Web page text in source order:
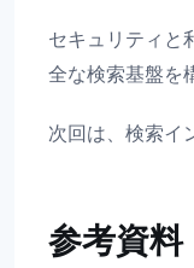
セキュリティと
全な検索基盤を
次回は、検索イ
参考資料